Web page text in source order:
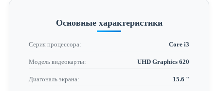
Основные характеристики
Серия процессора: Core i3
Модель видеокарты: UHD Graphics 620
Диагональ экрана: 15.6 "